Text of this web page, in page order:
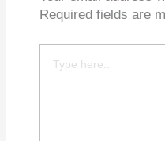
Required fields are
here..